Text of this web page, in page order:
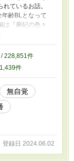
ているお話。
齢BLとなって
は『麻紀の色々
外編やスピンオ
太陽の話」（ス
結済。 表紙と挿
）
/ 228,851件
件
無自覚
登録日 2024.06.02